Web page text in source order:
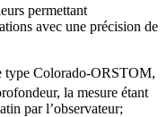
permettant
avec une précision de
type Colorado-ORSTOM,
la mesure étant
par l’observateur;